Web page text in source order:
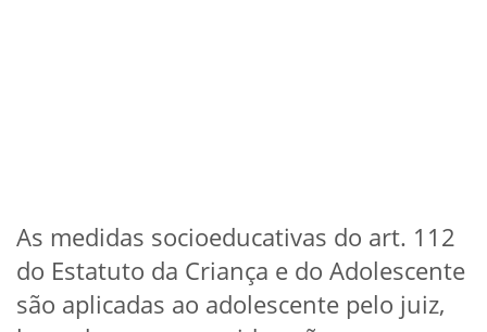
As medidas socioeducativas do art. 112
do Estatuto da Criança e do Adolescente
são aplicadas ao adolescente pelo juiz,